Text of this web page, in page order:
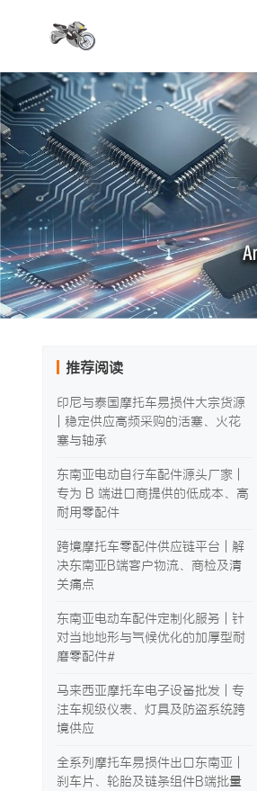
推荐阅读
印尼与泰国摩托车易损件大宗货源
| 稳定供应高频采购的活塞、火花
塞与轴承
东南亚电动自行车配件源头厂家 |
专为 B 端进口商提供的低成本、高
耐用零配件
跨境摩托车零配件供应链平台 | 解
决东南亚B端客户物流、商检及清
关痛点
东南亚电动车配件定制化服务 | 针
对当地地形与气候优化的加厚型耐
磨零配件#
马来西亚摩托车电子设备批发 | 专
注车规级仪表、灯具及防盗系统跨
境供应
全系列摩托车易损件出口东南亚 |
刹车片、轮胎及链条组件B端批量